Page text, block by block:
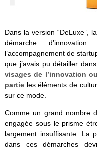
Dans la version “DeLuxe”,
démarche
l’accompagnement de
que j’avais pu détailler
visages de l’innovation
partie les éléments de
sur ce mode.
Comme un grand nombre
engagée sous le prisme
largement insuffisante. La
dans ces démarches